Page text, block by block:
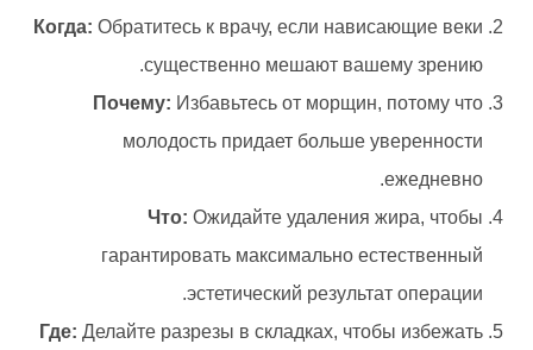
Когда:Обратитесь к врачу, если нависающие веки
существенно мешают вашему зрению.
Почему:Избавьтесь от морщин, потому что
молодость придает больше уверенности
ежедневно.
Что:Ожидайте удаления жира, чтобы
гарантировать максимально естественный
эстетический результат операции.
Где:Делайте разрезы в складках, чтобы избежать